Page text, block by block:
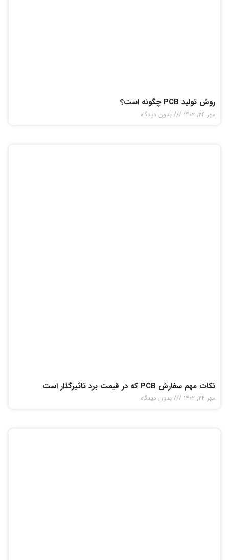
روش تولید PCB چگونه است؟
مهر ۲۴, ۱۴۰۲ بدون دیدگاه
نکات مهم سفارش PCB که در قیمت برد تاثیر‌گذار است
مهر ۲۴, ۱۴۰۲ بدون دیدگاه